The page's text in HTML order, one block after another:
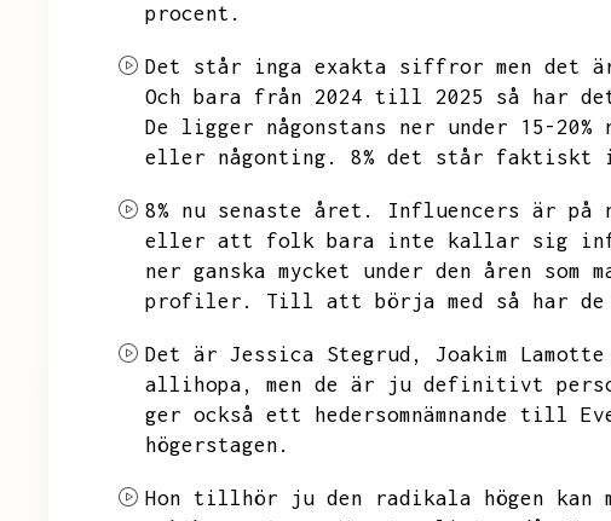
procent.
Det står inga exakta siffror men det
Och bara från 2024 till 2025 så har
De ligger någonstans ner under 15-20%
eller någonting.
8% det står faktiskt i
8% nu senaste året. Influencers är på
eller att folk bara inte kallar sig
ner ganska mycket under den åren som
profiler.
Till att börja med så har
Det är Jessica Stegrud, Joakim
allihopa,
men de är ju definitivt
ger också ett hedersomnämnande till
högerstagen.
Hon tillhör ju den radikala högen kan